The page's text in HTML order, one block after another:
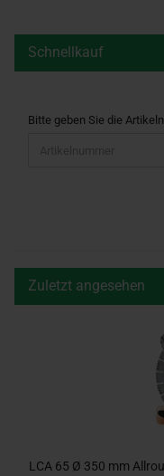
Schnellkauf
BITTE
Bitte geben Sie die
Zuletzt angesehen
LCA 65 Ø 350 mm